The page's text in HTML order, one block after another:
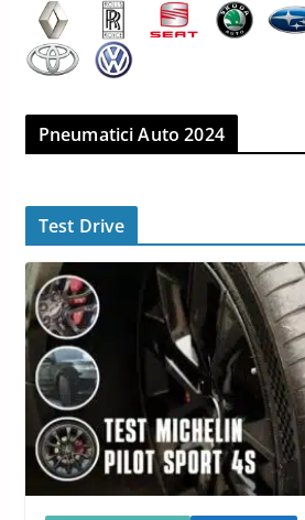
Pneumatici Auto 2024
Test Drive